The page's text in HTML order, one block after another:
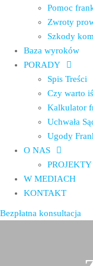
Pomoc
Zwroty
Szkody
Baza wyroków
PORADY
Spis Treści
Czy warto
Kalkulator
Uchwała
Ugody
O NAS
W MEDIACH
KONTAKT
Bezpłatna konsultacja